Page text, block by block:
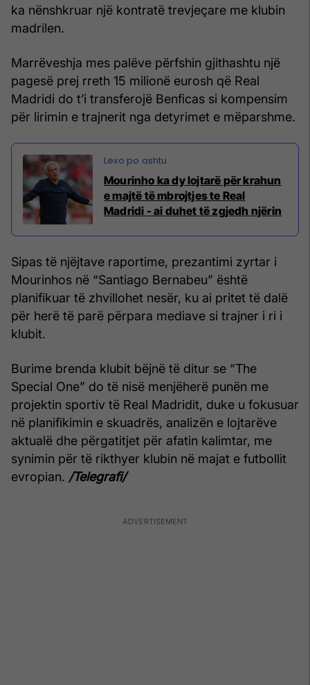
ka nënshkruar një kontratë trevjeçare me klubin
madrilen.
Marrëveshja mes palëve përfshin gjithashtu një
pagesë prej rreth 15 milionë eurosh që Real
Madridi do t’i transferojë Benficas si kompensim
për lirimin e trajnerit nga detyrimet e mëparshme.
Mourinho ka dy lojtarë për krahun
e majtë të mbrojtjes te Real
Madridi - ai duhet të zgjedh njërin
Sipas të njëjtave raportime, prezantimi zyrtar i
Mourinhos në “Santiago Bernabeu” është
planifikuar të zhvillohet nesër, ku ai pritet të dalë
për herë të parë përpara mediave si trajner i ri i
klubit.
Burime brenda klubit bëjnë të ditur se “The
Special One” do të nisë menjëherë punën me
projektin sportiv të Real Madridit, duke u fokusuar
në planifikimin e skuadrës, analizën e lojtarëve
aktualë dhe përgatitjet për afatin kalimtar, me
synimin për të rikthyer klubin në majat e futbollit
evropian. /Telegrafi/